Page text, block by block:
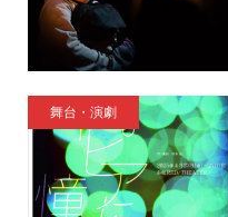
舞台・演劇